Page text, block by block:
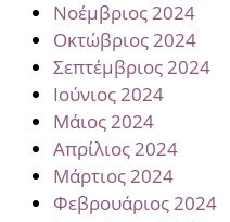
Νοέμβριος 2024
Οκτώβριος 2024
Σεπτέμβριος 2024
Ιούνιος 2024
Μάιος 2024
Απρίλιος 2024
Μάρτιος 2024
Φεβρουάριος 2024